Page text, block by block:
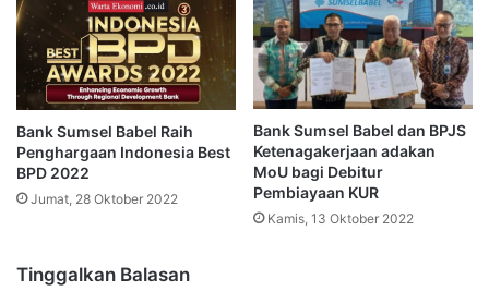
Bank Sumsel Babel Raih
Penghargaan Indonesia Best
BPD 2022
Jumat, 28 Oktober 2022
Bank Sumsel Babel dan BPJS
Ketenagakerjaan adakan
MoU bagi Debitur
Pembiayaan KUR
Kamis, 13 Oktober 2022
Tinggalkan Balasan